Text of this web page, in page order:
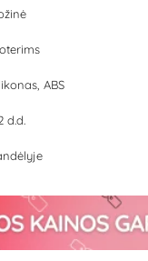
ABS
d.d.